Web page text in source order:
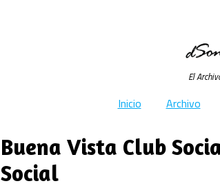
El
Inicio Archivo
Buena Vista Club
Social